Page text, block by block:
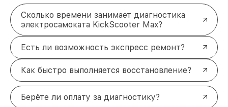
Сколько времени занимает диагностика
электросамоката KickScooter Max?
Есть ли возможность экспресс ремонт?
Как быстро выполняется восстановление?
Берёте ли оплату за диагностику?